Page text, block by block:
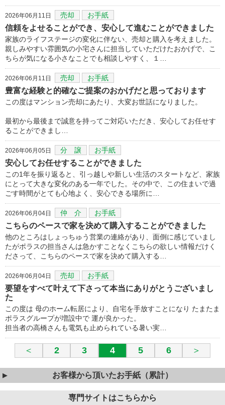
2026年06月11日 売却 お手紙
信頼をよせることができ、安心して進むことができました
家族のライフステージの変化に伴ない、売却と購入を考えました。
親しみやすい雰囲気の小宅さんに担当していただけたおかげで、こ
ちらが気になる小さなことでも相談しやすく、１…
2026年06月11日 売却 お手紙
豊富な経験と的確なご提案のおかげだと思っております
この度はマンション売却にあたり、大変お世話になりました。
最初から最後まで誠意を持ってご対応いただき、安心してお任せす
ることができまし…
2026年06月05日 分 譲 お手紙
安心してお任せすることができました
この1年を振り返ると、引っ越しや新しい生活のスタートなど、家族
にとって大きな変化のある一年でした。その中で、この住まいで過
ごす時間がとても心地よく、安心できる場所に…
2026年06月04日 仲 介 お手紙
こちらのペースで家を決めて購入することができました
他のところはしょっちゅう営業の連絡があり、面倒に感じていまし
たがポラスの担当さんは急かすことなくこちらの欲しい情報だけく
ださって、こちらのペースで家を決めて購入する…
2026年06月04日 売却 お手紙
要望をすべて叶えて下さって本当にありがとうございまし
た
この度は 母のホーム転居により、自宅を手放すことになり たまたま
ポラスグループが増設中で 運が良かった。
担当者の高橋さんも電気も止められている暑い実…
＜ 2 3 4 5 6 ＞
お客様から頂いたお手紙（累計）
専門サイトはこちらから